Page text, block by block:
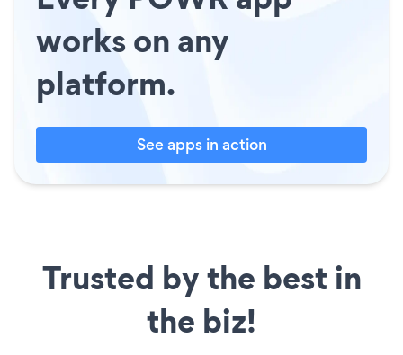
works on any
platform.
See apps in action
Trusted by the best in
the biz!